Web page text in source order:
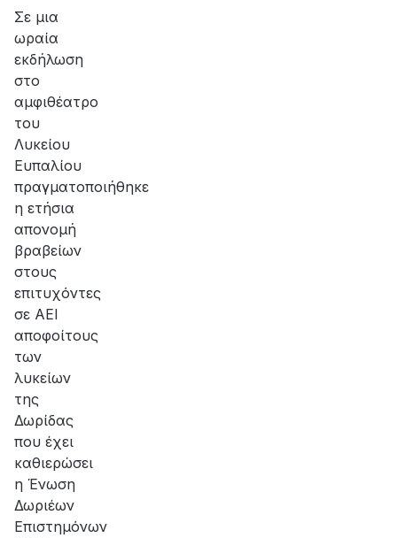
Σε μια
ωραία
εκδήλωση
στο
αμφιθέατρο
του
Λυκείου
Ευπαλίου
πραγματοποιήθηκε
η ετήσια
απονομή
βραβείων
στους
επιτυχόντες
σε ΑΕΙ
αποφοίτους
των
λυκείων
της
Δωρίδας
που έχει
καθιερώσει
η Ένωση
Δωριέων
Επιστημόνων